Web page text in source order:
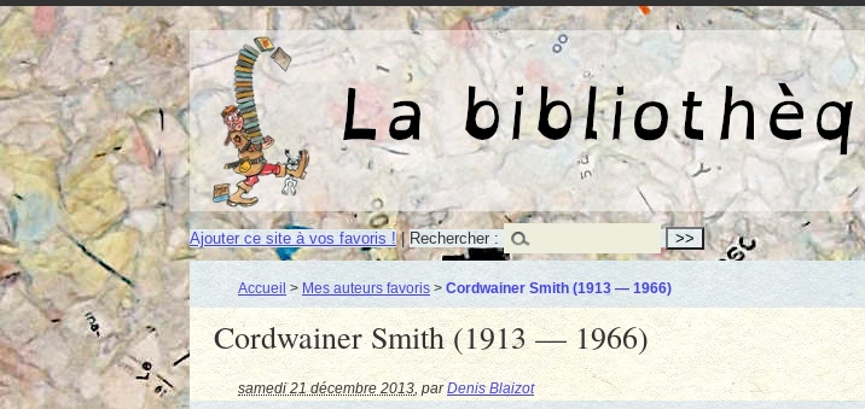
Ajouter ce site à vos favoris !|Rechercher :
Accueil > Mes auteurs favoris > Cordwainer Smith (1913 — 1966)
Cordwainer Smith (1913 — 1966)
samedi 21 décembre 2013 parDenis Blaizot